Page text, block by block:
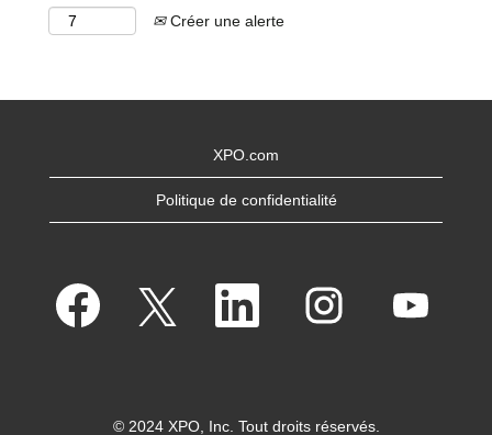
Créer une alerte
XPO.com
Politique de confidentialité
o
S
o
a
S
u
n
n
© 2024 XPO, Inc. Tout droits réservés.